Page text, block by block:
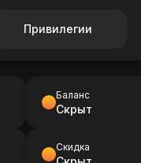
Привилегии
Баланс
Скрыт
Скидка